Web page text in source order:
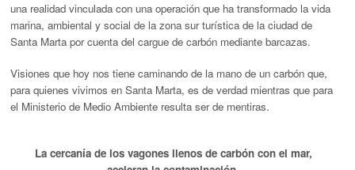
una realidad vinculada con una operación que ha transformado la vida
marina, ambiental y social de la zona sur turística de la ciudad de
Santa Marta por cuenta del cargue de carbón mediante barcazas.
Visiones que hoy nos tiene caminando de la mano de un carbón que,
para quienes vivimos en Santa Marta, es de verdad mientras que para
el Ministerio de Medio Ambiente resulta ser de mentiras.
La cercanía de los vagones llenos de carbón con el mar,